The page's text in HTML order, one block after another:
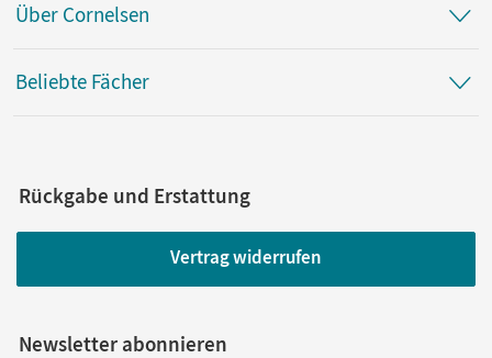
Über Cornelsen
Beliebte Fächer
Rückgabe und Erstattung
Vertrag widerrufen
Newsletter abonnieren